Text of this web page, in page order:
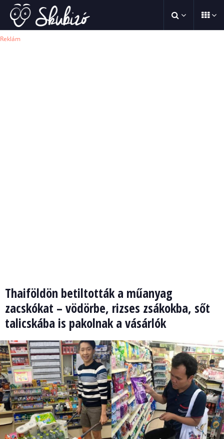
Reklám
Thaiföldön betiltották a műanyag
zacskókat – vödörbe, rizses zsákokba, sőt
talicskába is pakolnak a vásárlók